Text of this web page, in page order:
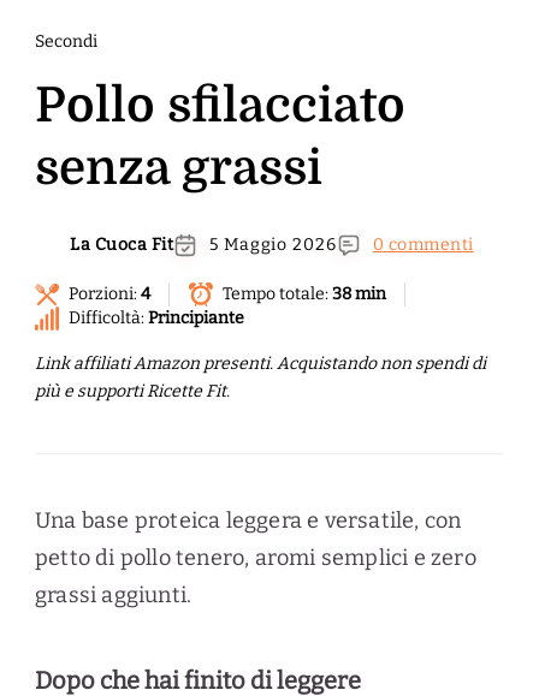
Secondi
Pollo sfilacciato
senza grassi
La Cuoca Fit 5 Maggio 2026 0 commenti
Porzioni:4 Tempo totale:38 min
Difficoltà:Principiante
Link affiliati Amazon presenti. Acquistando non spendi di
più e supporti Ricette Fit.
Una base proteica leggera e versatile, con
petto di pollo tenero, aromi semplici e zero
grassi aggiunti.
Dopo che hai finito di leggere